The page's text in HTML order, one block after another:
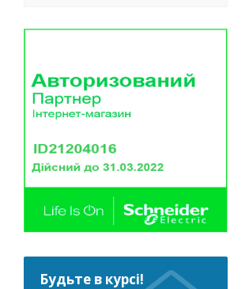
Будьте в курсі!